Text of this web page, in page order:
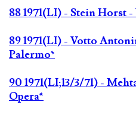
88 1971(LI) - Stein Horst
89 1971(LI) - Votto
Palermo*
90 1971(LI;13/3/71) -
Opera*